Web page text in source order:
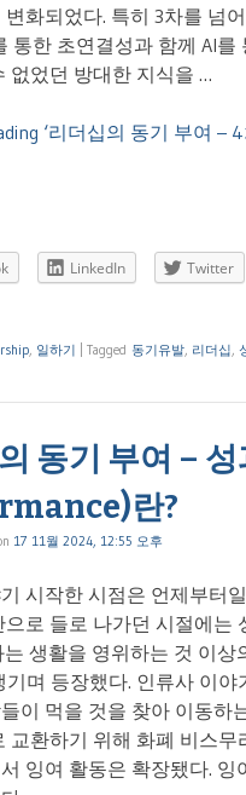
화되었다. 특히 3차를 넘
통한 초연결성과 함께 AI를
없었던 방대한 지식을 …
‘리더십의 동기 부여 –
LinkedIn Twitter
, 일하기 Tagged 동기유발, 리더십,
동기 부여 – 성
란?
17 11월 2024, 12:55 오후
시작한 시점은 언제부터
으로 들로 나가던 시절에는
생활을 영위하는 것 이상
기며 등장했다. 인류사 이
이 먹을 것을 찾아 이동하
교환하기 위해 화폐 비스무
잉여 활동은 확장됐다. 잉